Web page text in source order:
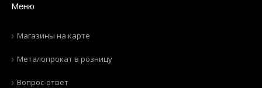
Меню
Магазины на карте
Металопрокат в розницу
Вопрос-ответ